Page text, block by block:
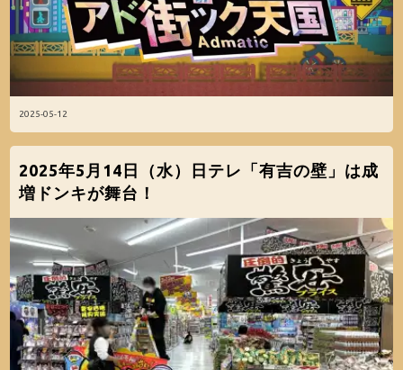
2025-05-12
2025年5月14日（水）日テレ「有吉の壁」は成
増ドンキが舞台！